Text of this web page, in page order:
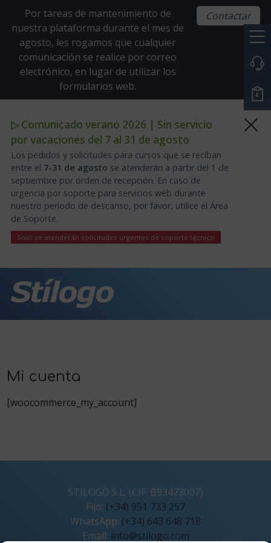
Por tareas de mantenimiento de
nuestra plataforma durante el mes de
agosto, les rogamos que cualquier
comunicación se realice por correo
electrónico, en lugar de utilizar los
formularios web.
Contactar
▷ Comunicado verano 2026 | Sin servicio
por vacaciones del 7 al 31 de agosto
Los pedidos y solicitudes para cursos que se reciban
entre el 7-31 de agosto se atenderán a partir del 1 de
septiembre por orden de recepción. En caso de
urgencia por soporte para servicios web durante
nuestro periodo de descanso, por favor, utilice el Área
de Soporte.
Solo se atenderán solicitudes urgentes de soporte técnico
Mi cuenta
[woocommerce_my_account]
STILOGO S.L. (CIF: B93473007)
Fijo: (+34) 951 733 257
WhatsApp: (+34) 643 648 718
Email: info@stilogo.com